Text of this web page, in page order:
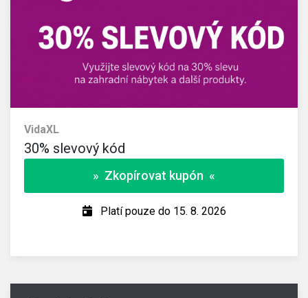
VidaXL
30% slevový kód
» Zkopírovat kupón «
Platí pouze do 15. 8. 2026